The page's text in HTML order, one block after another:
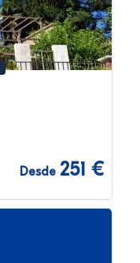
Desde 251 €